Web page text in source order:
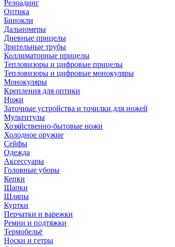
Релоадинг
Оптика
Бинокли
Дальномеры
Дневные прицелы
Зрительные трубы
Коллиматорные прицелы
Тепловизоры и цифровые прицелы
Тепловизоры и цифровые монокуляры
Монокуляры
Крепления для оптики
Ножи
Заточные устройства и точилки для ножей
Мультитулы
Хозяйственно-бытовые ножи
Холодное оружие
Сейфы
Одежда
Аксессуары
Головные уборы
Кепки
Шапки
Шляпы
Куртки
Перчатки и варежки
Ремни и подтяжки
Термобельё
Носки и гетры